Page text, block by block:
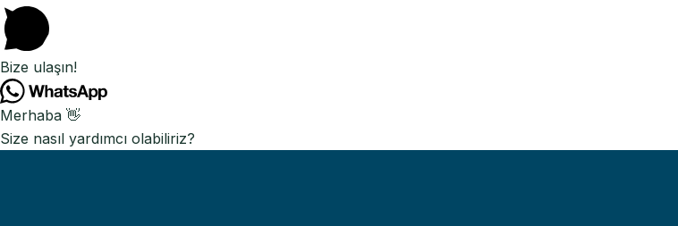
Bize ulaşın!
Merhaba 👋
Size nasıl yardımcı olabiliriz?